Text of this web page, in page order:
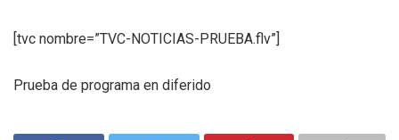
[tvc nombre=”TVC-NOTICIAS-PRUEBA.flv”]
Prueba de programa en diferido